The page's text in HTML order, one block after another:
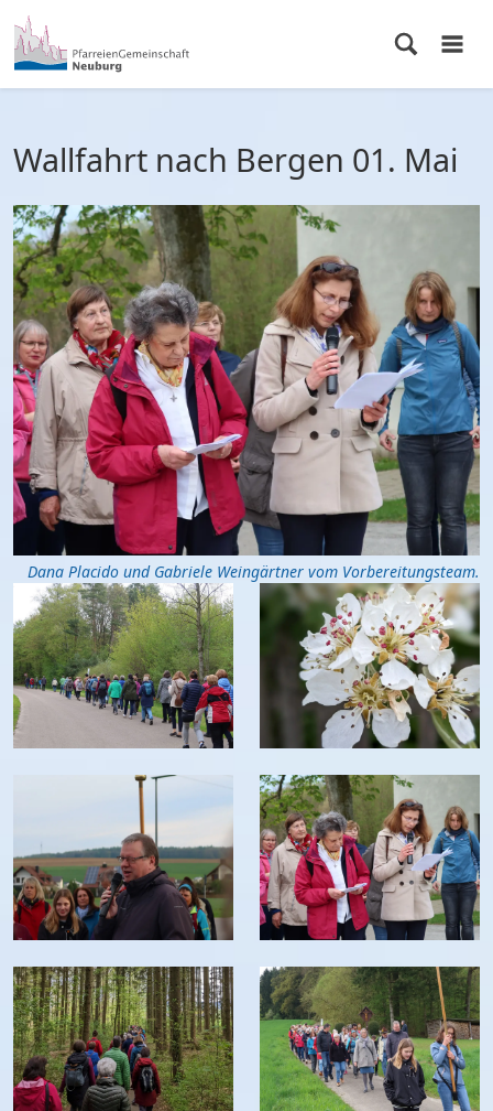
Wallfahrt nach Bergen 01. Mai
Dana Placido und Gabriele Weingärtner vom Vorbereitungsteam.